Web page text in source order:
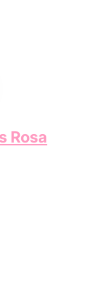
Rosa